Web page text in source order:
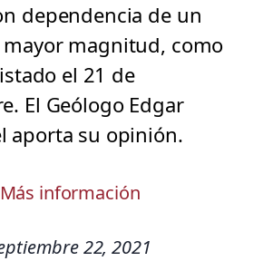
dependencia de un
mayor magnitud, como
el 21 de
El Geólogo Edgar
aporta su opinión.
Más información
22, 2021